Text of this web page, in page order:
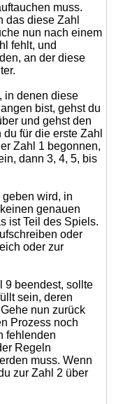
muss.
das diese Zahl
nun nach einem
fehlt, und
an der diese
in denen diese
bist, gehst du
und gehst den
für die erste Zahl
Zahl 1 begonnen,
dann 3, 4, 5, bis
wird, in
genauen
ist Teil des Spiels.
oder
oder zur
9 beendest, sollte
sein, deren
nun zurück
Prozess noch
fehlenden
Regeln
muss. Wenn
zur Zahl 2 über